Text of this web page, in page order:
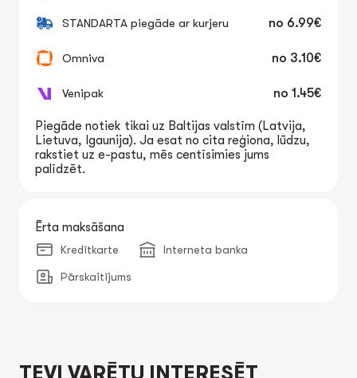
STANDARTA piegāde ar kurjeru no 6.99€
Omniva no 3.10€
Venipak no 1.45€
Piegāde notiek tikai uz Baltijas valstīm (Latvija,
Lietuva, Igaunija). Ja esat no cita reģiona, lūdzu,
rakstiet uz e-pastu, mēs centīsimies jums
palīdzēt.
Ērta maksāšana
Kredītkarte Interneta banka
Pārskaitījums
TEVI VARĒTU INTERESĒT